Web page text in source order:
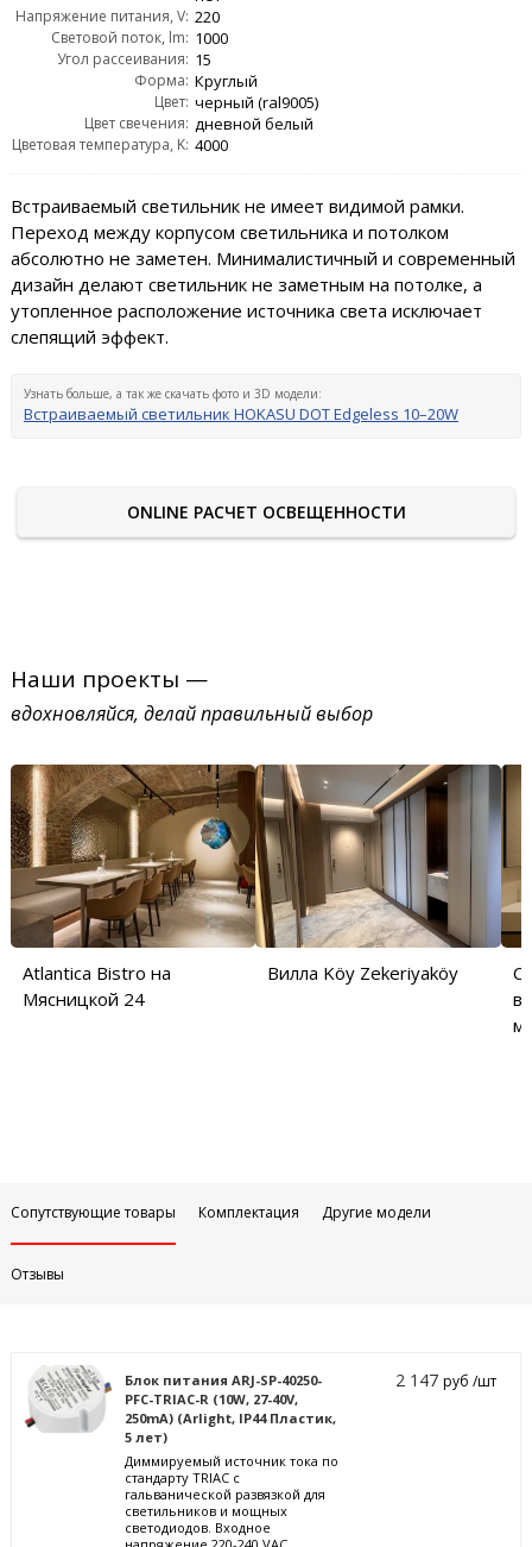
Напряжение питания, V: 220
Световой поток, lm: 1000
Угол рассеивания: 15
Форма: Круглый
Цвет: черный (ral9005)
Цвет свечения: дневной белый
Цветовая температура, K: 4000
Встраиваемый светильник не имеет видимой рамки.
Переход между корпусом светильника и потолком
абсолютно не заметен. Минималистичный и современный
дизайн делают светильник не заметным на потолке, а
утопленное расположение источника света исключает
слепящий эффект.
Узнать больше, а так же скачать фото и 3D модели:
Встраиваемый светильник HOKASU DOT Edgeless 10–20W
ONLINE РАСЧЕТ ОСВЕЩЕННОСТИ
Наши проекты —
вдохновляйся, делай правильный выбор
Atlantica Bistro на
Мясницкой 24
Вилла Köy Zekeriyaköy
Сопутствующие товары Комплектация Другие модели
Отзывы
Блок питания ARJ-SP-40250-
PFC-TRIAC-R (10W, 27-40V,
250mA) (Arlight, IP44 Пластик,
5 лет)
Диммируемый источник тока по
стандарту TRIAC с
гальванической развязкой для
светильников и мощных
светодиодов. Входное
2 147руб /шт